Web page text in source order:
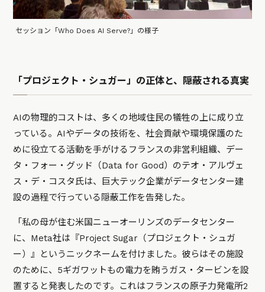
セッション「Who Does AI Serve?」の様子
「プロジェクト・シュガー」の正体と、隠蔽される真実
AIの物理的コストは、多くの地域住民の犠牲の上に成り立
っている。AIやデータの技術を、社会貢献や環境保護のた
めに役立てる活動を手がけるフランスの非営利組織、デー
タ・フォー・グッド（Data for Good）のテオ・アルヴェ
ス・デ・コスタ氏は、巨大テック企業がデータセンター建
設の過程で行っている隠蔽工作を告発した。
「私の母が住む米国ニューオーリンズのデータセンター
に、Meta社は『Project Sugar（プロジェクト・シュガ
ー）』というニックネームを付けました。彼らはその施設
のために、5ギガワットもの電力を賄うガス・タービンを設
置すると発表したのです。これはフランスの原子力発電所2